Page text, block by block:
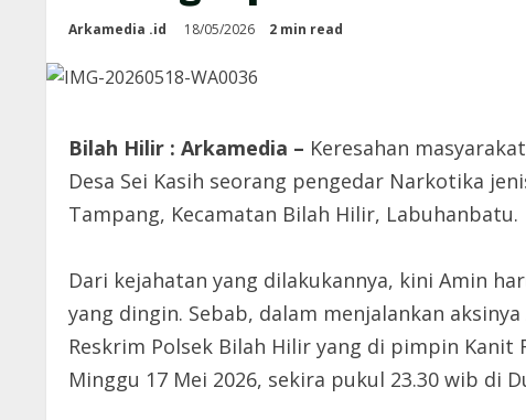
Arkamedia .id 18/05/2026 2 min read
Bilah Hilir : Arkamedia – Keresahan
Desa Sei Kasih seorang pengedar Narkotika
Tampang, Kecamatan Bilah Hilir, Labuhanbatu.
Dari kejahatan yang dilakukannya, kini Amin
yang dingin. Sebab, dalam menjalankan
Reskrim Polsek Bilah Hilir yang di pimpin
Minggu 17 Mei 2026, sekira pukul 23.30 wib di